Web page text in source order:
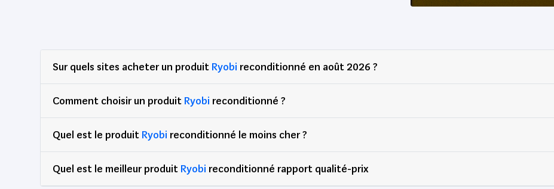
Sur quels sites acheter un produit Ryobi reconditionné en août 2026 ?
Comment choisir un produit Ryobi reconditionné ?
Quel est le produit Ryobi reconditionné le moins cher ?
Quel est le meilleur produit Ryobi reconditionné rapport qualité-prix